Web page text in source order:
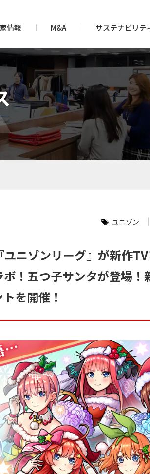
情報 M&A サステナビリテ
ユニゾン
ニゾンリーグ』が新作
！五つ子サンタが登場！
を開催！